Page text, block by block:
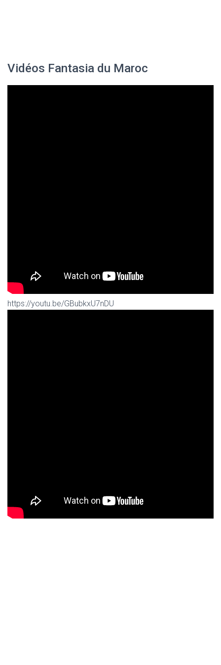
Vidéos Fantasia du Maroc
https://youtu.be/GBubkxU7nDU